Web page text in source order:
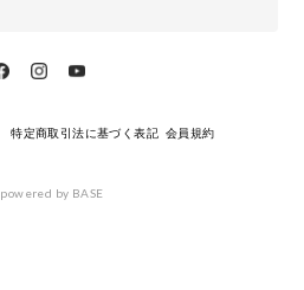
特定商取引法に基づく表記 会員規約
powered by BASE